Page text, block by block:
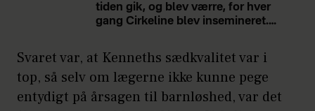
tiden gik, og blev værre, for hver
gang Cirkeline blev insemineret.
heller ikke denne gang var blevet
gravid.
Svaret var, at Kenneths sædkvalitet var i
top, så selv om lægerne ikke kunne pege
entydigt på årsagen til barnløshed, var det